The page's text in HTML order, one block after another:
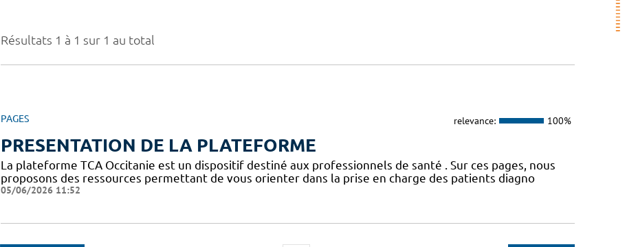
Résultats 1 à 1 sur 1 au total
PAGES relevance: 100%
PRESENTATION DE LA PLATEFORME
La plateforme TCA Occitanie est un dispositif destiné aux professionnels de santé . Sur ces pages, nous
proposons des ressources permettant de vous orienter dans la prise en charge des patients diagno
05/06/2026 11:52